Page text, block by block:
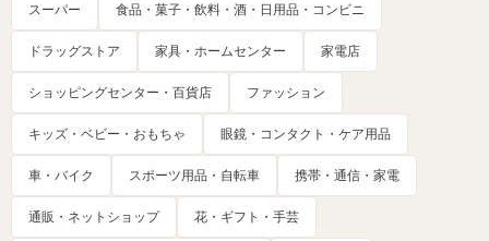
スーパー 食品・菓子・飲料・酒・日用品・コンビニ
ドラッグストア 家具・ホームセンター 家電店
ショッピングセンター・百貨店 ファッション
キッズ・ベビー・おもちゃ 眼鏡・コンタクト・ケア用品
車・バイク スポーツ用品・自転車 携帯・通信・家電
通販・ネットショップ 花・ギフト・手芸